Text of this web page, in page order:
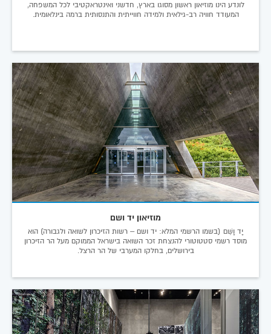
לונדע הינו מוזיאון ראשון מסוגו בארץ, חדשני ואינטראקטיבי לכל המשפחה,
המעודד חוויה רב-גילאית ולמידה חווייתית והתנסותית ברמה בינלאומית.
מוזיאון יד ושם
יָד וָשֵׁם (בשמו הרשמי המלא: יד ושם – רשות הזיכרון לשואה ולגבורה) הוא
מוסד רשמי סטטוטורי להנצחת זכר השואה בישראל הממוקם מעל הר הזיכרון
בירושלים, בחלקו המערבי של הר הרצל.